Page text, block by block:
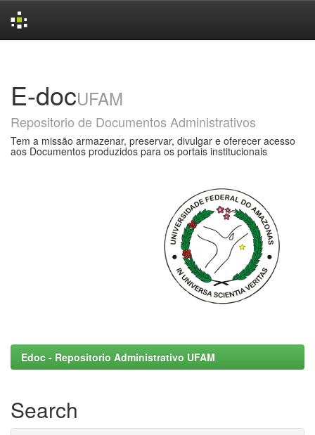
E-docUFAM
Repositorio de Documentos Administrativos
Tem a missão armazenar, preservar, divulgar e oferecer acesso
aos Documentos produzidos para os portais institucionais
Edoc - Repositorio Administrativo UFAM
Search